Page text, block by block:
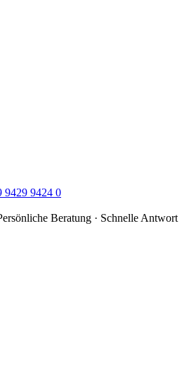
9429 9424 0
Beratung · Schnelle Antwort